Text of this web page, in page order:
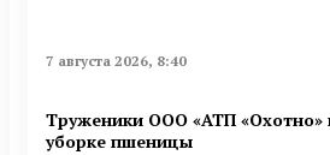
7 августа 2026, 8:40
Труженики ООО «АТП «Охотно»
уборке пшеницы